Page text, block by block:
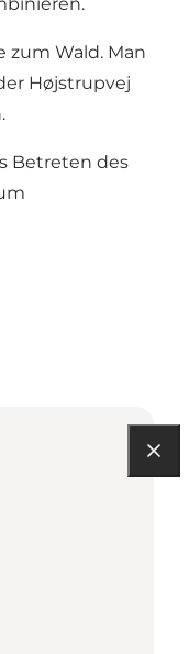
zum Wald. Man
Højstrupvej
Betreten des